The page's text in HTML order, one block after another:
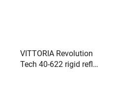
VITTORIA Revolution
Tech 40-622 rigid refl